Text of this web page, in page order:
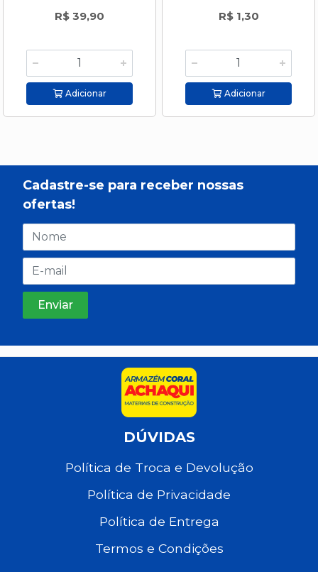
R$ 39,90
Adicionar
R$ 1,30
Adicionar
Cadastre-se para receber nossas
ofertas!
DÚVIDAS
Política de Troca e Devolução
Política de Privacidade
Política de Entrega
Termos e Condições